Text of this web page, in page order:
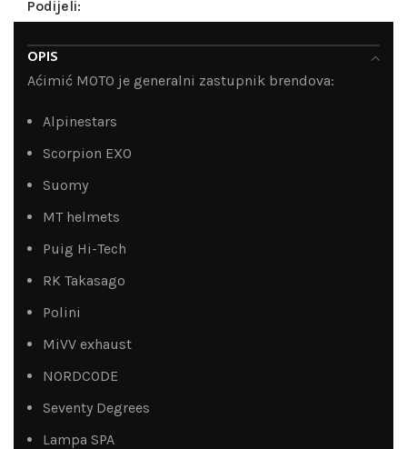
Podijeli:
OPIS
Aćimić MOTO je generalni zastupnik brendova:
Alpinestars
Scorpion EXO
Suomy
MT helmets
Puig Hi-Tech
RK Takasago
Polini
MiVV exhaust
NORDCODE
Seventy Degrees
Lampa SPA